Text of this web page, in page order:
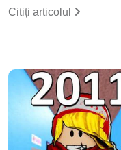
Citiți articolul